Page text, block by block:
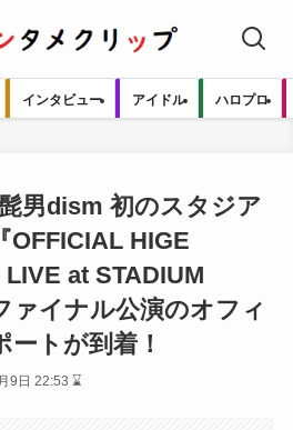
インタビュー アイドル ハロプロ
男dism 初のスタジア
OFFICIAL HIGE
at STADIUM
ァイナル公演のオフィ
ートが到着！
9日 22:53 ⌛